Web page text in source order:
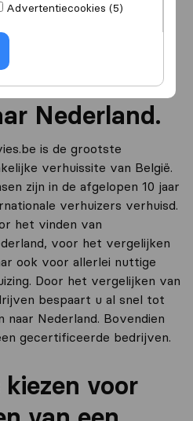
Advertentiecookies (5)
verder
Nederland.
is de grootste
verhuissite van België.
zijn in de afgelopen 10 jaar
verhuizers verhuisd.
het vinden van
voor het vergelijken
ook voor allerlei nuttige
Door het vergelijken van
bespaart u al snel tot
Nederland. Bovendien
gecertificeerde bedrijven.
voor